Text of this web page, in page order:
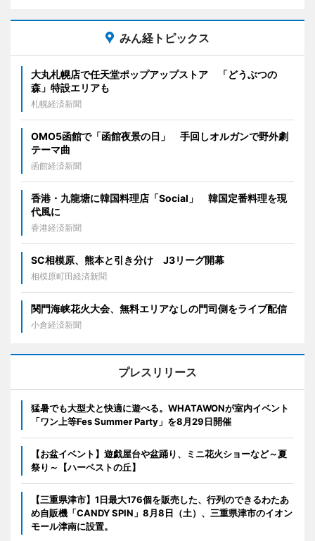
みん経トピックス
大丸札幌店で任天堂ポップアップストア 「どうぶつの
森」特設エリアも
札幌経済新聞
OMO5函館で「函館夜景の日」 手回しオルガンで野外劇
テーマ曲
函館経済新聞
香港・九龍塘に韓国料理店「Social」 韓国定番料理を現
代風に
香港経済新聞
SC相模原、熊本と引き分け J3リーグ開幕
相模原町田経済新聞
関門海峡花火大会、無料エリアなしの門司側をライブ配信
小倉経済新聞
プレスリリース
猛暑でも大型犬と快適に遊べる。WHATAWONが室内イベント
「ワン上等Fes Summer Party」を8月29日開催
【お盆イベント】遊戯屋台や盆踊り、ミニ花火ショーなど～夏
祭り～【ハーベストの丘】
【三重県津市】1日最大176個を販売した、行列のできるわたあ
め自販機「CANDY SPIN」8月8日（土）、三重県津市のイオン
モール津南に設置。